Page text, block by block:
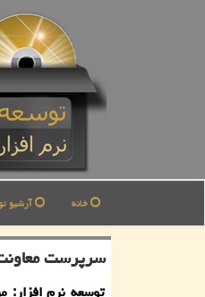
خانه آرشیو
سرپرست معاونت